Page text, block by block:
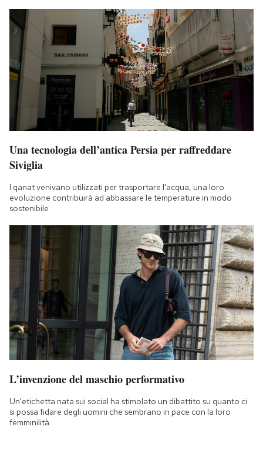
Una tecnologia dell’antica Persia per raffreddare
Siviglia
I qanat venivano utilizzati per trasportare l'acqua, una loro
evoluzione contribuirà ad abbassare le temperature in modo
sostenibile
L’invenzione del maschio performativo
Un'etichetta nata sui social ha stimolato un dibattito su quanto ci
si possa fidare degli uomini che sembrano in pace con la loro
femminilità